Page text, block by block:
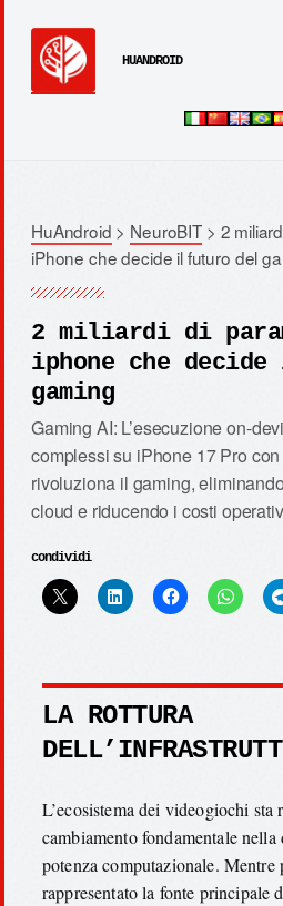
HUANDROID
HuAndroid > NeuroBIT> 2
iPhone che decide il futuro del
2 miliardi di
iphone che
gaming
Gaming AI: L’esecuzione on-
complessi su iPhone 17 Pro
rivoluziona il gaming,
cloud e riducendo i costi
condividi
LA ROTTURA
L’ecosistema dei videogiochi sta
cambiamento fondamentale
potenza computazionale.
rappresentato la fonte principale